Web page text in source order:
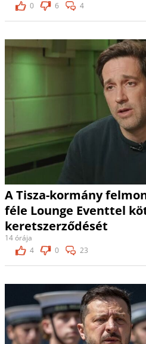
0
6 4
A Tisza-kormány
féle Lounge Eventtel
keretszerződését
14 órája
4
0 23